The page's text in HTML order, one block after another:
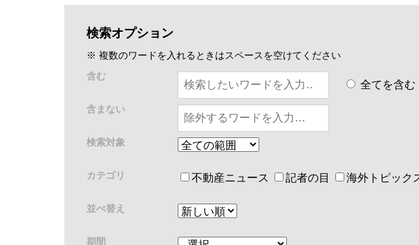
検索オプション
※ 複数のワードを入れるときはスペースを空けてください
含む
全てを含む
含まない
検索対象
カテゴリ 不動産ニュース 記者の目 海外トピック
並べ替え
期間